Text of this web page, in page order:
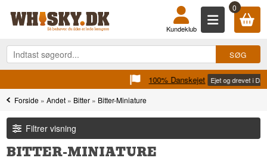
0
Kundeklub
Ejet og drevet i Danmark
Forside »Andet » Bitter » Bitter-Miniature
Filtrer visning
BITTER-MINIATURE